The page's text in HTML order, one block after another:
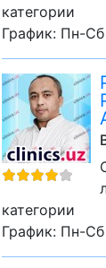
категории
График: Пн-
категории
График: Пн-